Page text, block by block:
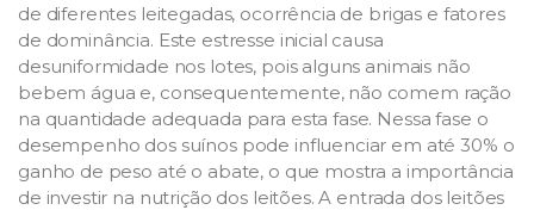
de diferentes leitegadas, ocorrência de brigas e fatores
de dominância. Este estresse inicial causa
desuniformidade nos lotes, pois alguns animais não
bebem água e, consequentemente, não comem ração
na quantidade adequada para esta fase. Nessa fase o
desempenho dos suínos pode influenciar em até 30% o
ganho de peso até o abate, o que mostra a importância
de investir na nutrição dos leitões. A entrada dos leitões